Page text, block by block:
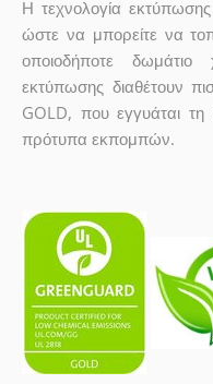
Η τεχνολογία
ώστε να μπορείτε να
οποιοδήποτε
εκτύπωσης διαθέτουν
GOLD, που εγγυάται
πρότυπα εκπομπών.